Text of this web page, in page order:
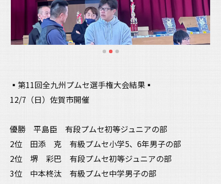
▪️第11回全九州プムセ選手権大会結果▪️
12/7（日）佐賀市開催
優勝 平島臣 有段プムセ初等ジュニアの部
2位 田添 克 有級プムセ小学5、6年男子の部
2位 堺 彩巴 有段プムセ初等ジュニアの部
3位 中本柊汰 有級プムセ中学男子の部